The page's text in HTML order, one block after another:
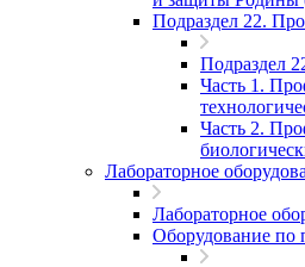
Подраздел 22.
Подраздел
Часть 1.
Часть 2.
Лабораторное
Лабораторное
Оборудование по